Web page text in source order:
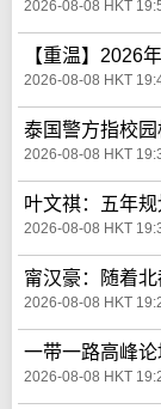
2026-08-08 HKT
【重温】2026
2026-08-08 HKT
泰国警方指校
2026-08-08 HKT
叶文祺：五年
2026-08-08 HKT
甯汉豪：随着
2026-08-08 HKT
一带一路高峰
2026-08-08 HKT